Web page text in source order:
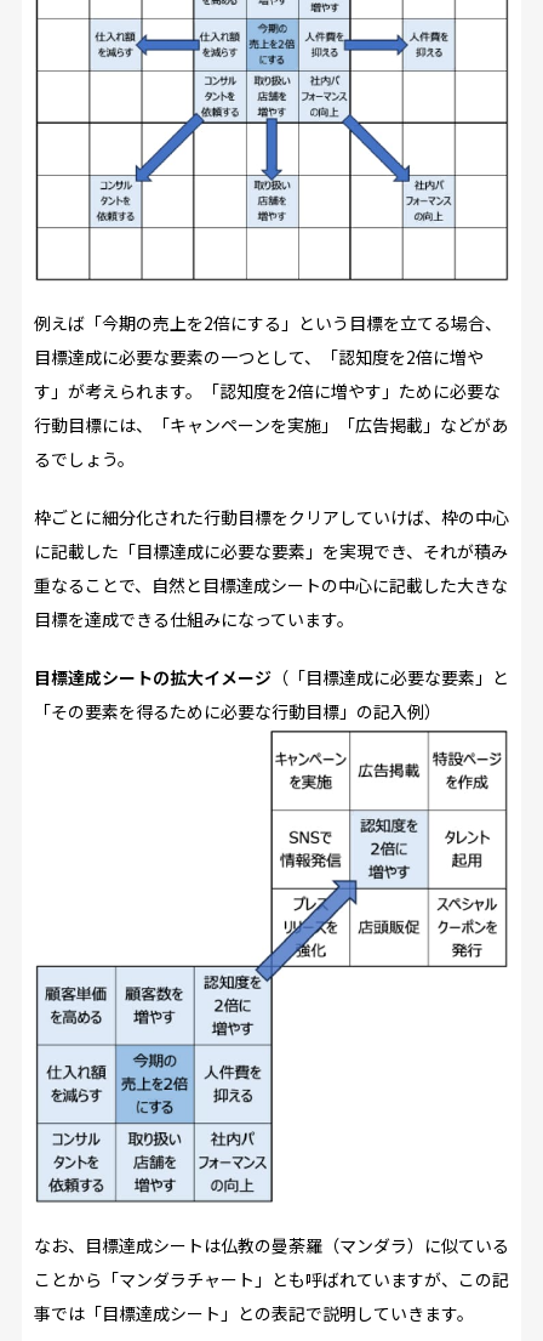
例えば「今期の売上を2倍にする」という目標を立てる場合、
目標達成に必要な要素の一つとして、「認知度を2倍に増や
す」が考えられます。「認知度を2倍に増やす」ために必要な
行動目標には、「キャンペーンを実施」「広告掲載」などがあ
るでしょう。
枠ごとに細分化された行動目標をクリアしていけば、枠の中心
に記載した「目標達成に必要な要素」を実現でき、それが積み
重なることで、自然と目標達成シートの中心に記載した大きな
目標を達成できる仕組みになっています。
目標達成シートの拡大イメージ（「目標達成に必要な要素」と
「その要素を得るために必要な行動目標」の記入例）
なお、目標達成シートは仏教の曼荼羅（マンダラ）に似ている
ことから「マンダラチャート」とも呼ばれていますが、この記
事では「目標達成シート」との表記で説明していきます。